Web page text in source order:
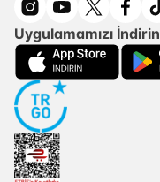
Uygulamamızı İndirin